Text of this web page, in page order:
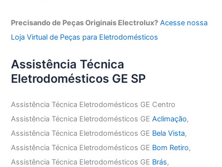
Precisando de Peças Originais Electrolux? Acesse nossa
Loja Virtual de Peças para Eletrodomésticos
Assistência Técnica
Eletrodomésticos GE SP
Assistência Técnica Eletrodomésticos GE Centro
Assistência Técnica Eletrodomésticos GEAclimação,
Assistência Técnica Eletrodomésticos GE Bela Vista,
Assistência Técnica Eletrodomésticos GE Bom Retiro,
Assistência Técnica Eletrodomésticos GE Brás,